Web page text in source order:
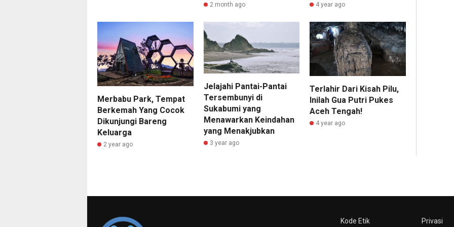
2 month ago 4 year ago
Merbabu Park, Tempat
Berkemah Yang Cocok
Dikunjungi Bareng
Keluarga
2 year ago
Jelajahi Pantai-Pantai
Tersembunyi di
Sukabumi yang
Menawarkan Keindahan
yang Menakjubkan
3 year ago
Terlahir Dari Kisah Pilu,
Inilah Gua Putri Pukes
Aceh Tengah!
4 year ago
Kode Etik Privasi